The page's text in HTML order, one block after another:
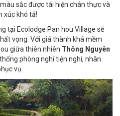
sắc được tái hiện chân thực và
xúc khó tả!
tại Ecolodge Pan hou Village sẽ
vọng. Với giá thành khá mềm
giữa thiên nhiên Thông Nguyên
phòng nghỉ tiện nghi, nhân
vụ.